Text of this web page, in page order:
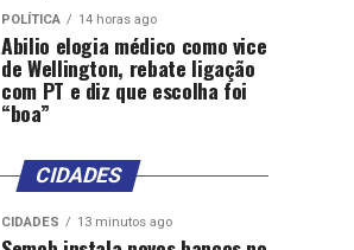
POLÍTICA 14 horas ago
Abilio elogia médico como vice
de Wellington, rebate ligação
com PT e diz que escolha foi
“boa”
CIDADES
CIDADES 13 minutos ago